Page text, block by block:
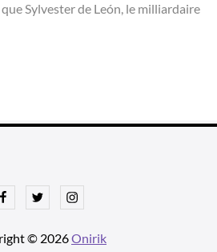
Sylvester de León, le milliardaire
FacebookTwitterInstagram
© 2026Onirik